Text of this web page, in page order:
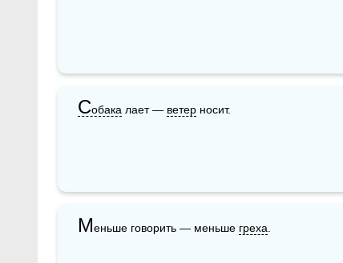
Собака лает — ветер носит.
Меньше говорить — меньше греха